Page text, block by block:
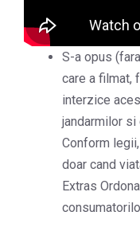
S-a opus
care a filmat,
interzice
jandarmilor si
Conform
doar cand
Extras